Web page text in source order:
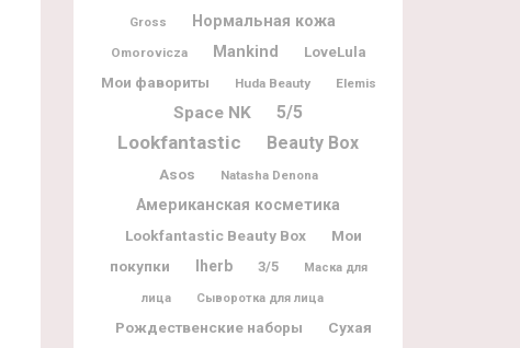
Gross
Нормальная кожа
Omorovicza Mankind LoveLula
Мои фавориты Huda Beauty Elemis
Space NK 5/5
Lookfantastic Beauty Box
Asos Natasha Denona
Американская косметика
Lookfantastic Beauty Box
Мои
покупки
Iherb 3/5 Маска для
лица Сыворотка для лица
Рождественские наборы
Сухая